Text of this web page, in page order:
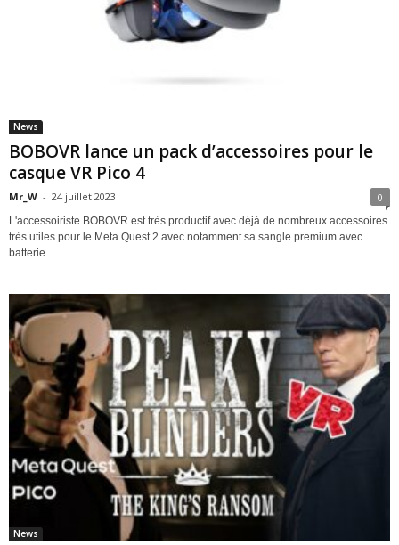
News
BOBOVR lance un pack d’accessoires pour le
casque VR Pico 4
Mr_W - 24 juillet 2023 0
L'accessoiriste BOBOVR est très productif avec déjà de nombreux accessoires
très utiles pour le Meta Quest 2 avec notamment sa sangle premium avec
batterie...
News